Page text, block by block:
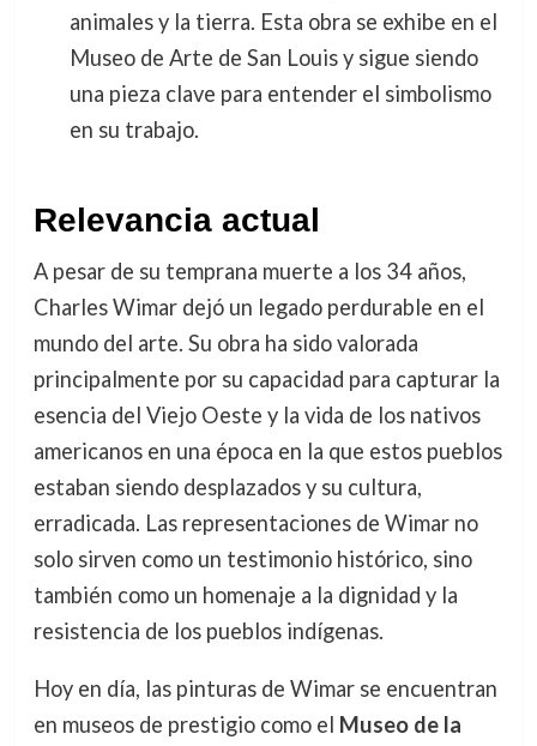
animales y la tierra. Esta obra se exhibe en el
Museo de Arte de San Louis y sigue siendo
una pieza clave para entender el simbolismo
en su trabajo.
Relevancia actual
A pesar de su temprana muerte a los 34 años,
Charles Wimar dejó un legado perdurable en el
mundo del arte. Su obra ha sido valorada
principalmente por su capacidad para capturar la
esencia del Viejo Oeste y la vida de los nativos
americanos en una época en la que estos pueblos
estaban siendo desplazados y su cultura,
erradicada. Las representaciones de Wimar no
solo sirven como un testimonio histórico, sino
también como un homenaje a la dignidad y la
resistencia de los pueblos indígenas.
Hoy en día, las pinturas de Wimar se encuentran
en museos de prestigio como el Museo de la